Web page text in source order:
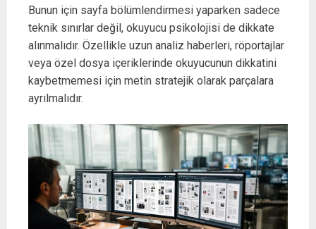
Bunun için sayfa bölümlendirmesi yaparken sadece
teknik sınırlar değil, okuyucu psikolojisi de dikkate
alınmalıdır. Özellikle uzun analiz haberleri, röportajlar
veya özel dosya içeriklerinde okuyucunun dikkatini
kaybetmemesi için metin stratejik olarak parçalara
ayrılmalıdır.